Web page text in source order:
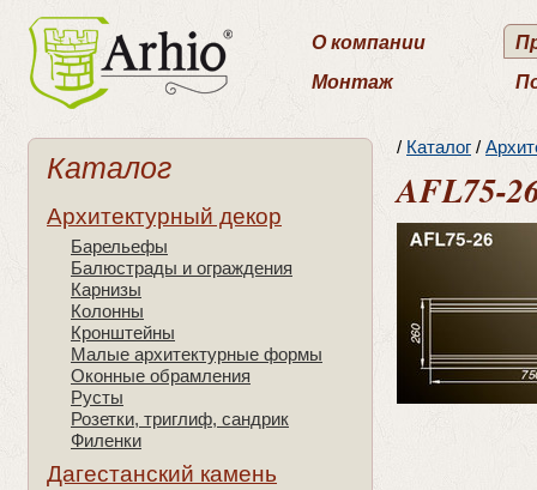
О компании
Монтаж
/ Каталог /
AFL75-
Каталог
Архитектурный декор
Барельефы
Балюстрады и ограждения
Карнизы
Колонны
Кронштейны
Малые архитектурные формы
Оконные обрамления
Русты
Розетки, триглиф, сандрик
Филенки
Дагестанский камень